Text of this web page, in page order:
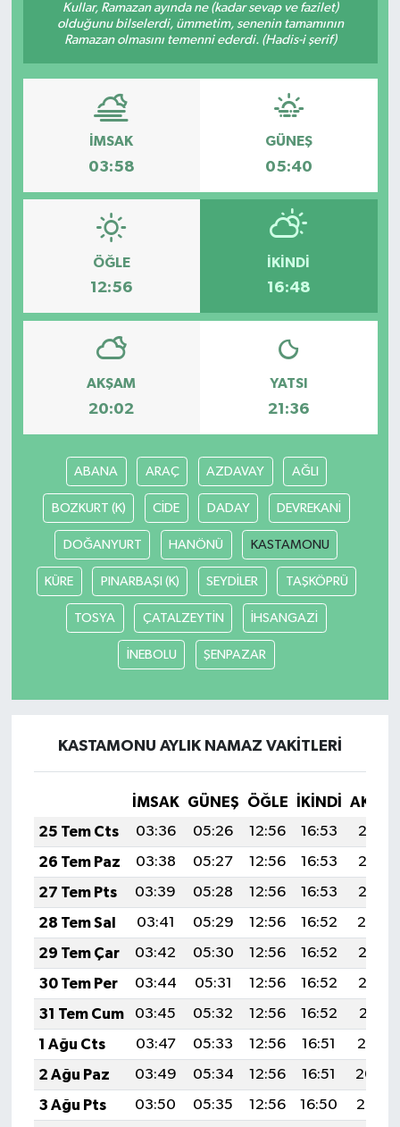
Kullar, Ramazan ayında ne (kadar sevap ve fazilet)
olduğunu bilselerdi, ümmetim, senenin tamamının
Ramazan olmasını temenni ederdi. (Hadis-i şerif)
İMSAK
03:58
GÜNEŞ
05:40
ÖĞLE
12:56
İKINDI
16:48
AKŞAM
20:02
YATSI
21:36
ABANA ARAÇ AZDAVAY AĞLI
BOZKURT (K) CİDE DADAY DEVREKANİ
DOĞANYURT HANÖNÜ KASTAMONU
KÜRE PINARBAŞI (K) SEYDİLER TAŞKÖPRÜ
TOSYA ÇATALZEYTİN İHSANGAZİ
İNEBOLU ŞENPAZAR
KASTAMONU AYLIK NAMAZ VAKITLERI
İMSAK GÜNEŞ ÖĞLE İKINDI
25 Tem Cts
03:36 05:26 12:56 16:53
20:17
26 Tem Paz
03:38 05:27 12:56 16:53
20:16
27 Tem Pts
03:39 05:28 12:56 16:53
20:15
28 Tem Sal
03:41 05:29 12:56 16:52
20:14
29 Tem Çar
03:42 05:30 12:56 16:52
20:13
30 Tem Per
03:44 05:31 12:56 16:52
20:12
31 Tem Cum
03:45 05:32 12:56 16:52
20:11
1 Ağu Cts
03:47 05:33 12:56 16:51
20:10
2 Ağu Paz
03:49 05:34 12:56 16:51
20:09
3 Ağu Pts
03:50 05:35 12:56 16:50
20:08
Ekonomi
Genel
Gündem
Haberde İnsan
Kültür Sanat
Magazin
Yerel
AboneHaber Özel